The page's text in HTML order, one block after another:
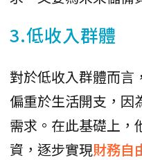
3.低收入群體
對於低收入群體而言
偏重於生活開支，因
需求。在此基礎上，
資，逐步實現財務自